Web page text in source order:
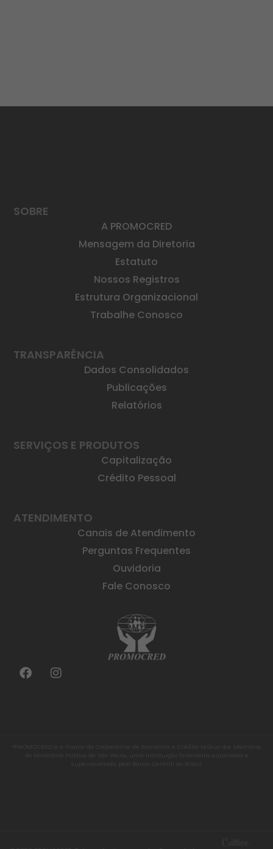
SOBRE
A PROMOCRED
Mensagem da Diretoria
Estatuto
Nossos Registros
Estrutura Organizacional
Trabalhe Conosco
TRANSPARÊNCIA
Dados Consolidados
Publicações
Relatórios
SERVIÇOS E PRODUTOS
Capitalização
Crédito Pessoal
ATENDIMENTO
Canais de Atendimento
Perguntas Frequentes
Ouvidoria
Fale Conosco